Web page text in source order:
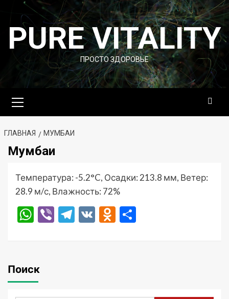
Перейти
содержимому
PURE VITALITY
ПРОСТО ЗДОРОВЬЕ
меню
ГЛАВНАЯ МУМБАИ
Мумбаи
Температура: -5.2°C, Осадки: 213.8 мм, Ветер:
28.9 м/с, Влажность: 72%
WhatsApp
ViberTelegram
VK Odnoklassniki
Поиск